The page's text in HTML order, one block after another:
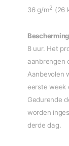
36 g/m2 (26
8 uur. Het
aanbrengen
Aanbevolen
eerste week
Gedurende
worden
derde dag.